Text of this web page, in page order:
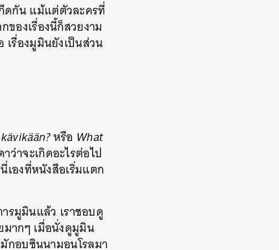
ดกัน แม้แต่ตัวละครที่
องเรื่องนี้ก็สวยงาม
รื่องมูมินยังเป็นส่วน
หรือ What
าจะเกิดอะไรต่อไป
เองที่หนังสือเริ่มแตก
รมูมินแล้ว เราชอบดู
มากๆ เมื่อนั่งดูมูมิน
กอบซินนามอนโรลมา